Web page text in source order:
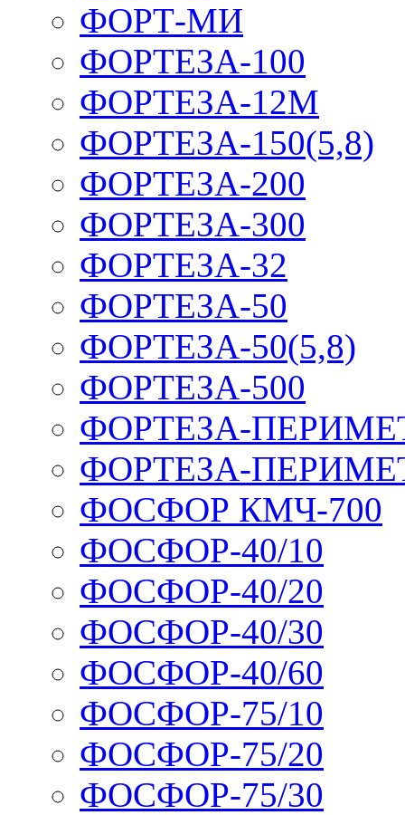
ФОРТ-МИ
ФОРТЕЗА-100
ФОРТЕЗА-12М
ФОРТЕЗА-150(5,8)
ФОРТЕЗА-200
ФОРТЕЗА-300
ФОРТЕЗА-32
ФОРТЕЗА-50
ФОРТЕЗА-50(5,8)
ФОРТЕЗА-500
ФОРТЕЗА-
ФОРТЕЗА-
ФОСФОР КМЧ-700
ФОСФОР-40/10
ФОСФОР-40/20
ФОСФОР-40/30
ФОСФОР-40/60
ФОСФОР-75/10
ФОСФОР-75/20
ФОСФОР-75/30